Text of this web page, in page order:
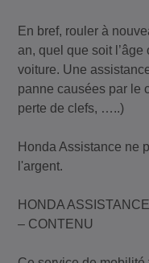
En bref, rouler à
an, quel que soit
voiture. Une
panne causées par le
perte de clefs, …..)
Honda Assistance ne
l'argent.
HONDA
– CONTENU